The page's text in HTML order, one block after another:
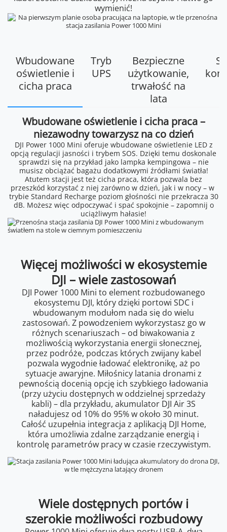
wymienić!
Wbudowane
oświetlenie i
cicha praca
Tryb
UPS
Bezpieczne
użytkowanie,
trwałość na
lata
Wbudowane oświetlenie i cicha praca –
niezawodny towarzysz na co dzień
DJI Power 1000 Mini oferuje wbudowane oświetlenie LED z
opcją regulacji jasności i trybem SOS. Dzięki temu doskonale
sprawdzi się na przykład jako lampka kempingowa – nie
musisz obciążać bagażu dodatkowymi źródłami światła!
Atutem stacji jest też cicha praca, która pozwala bez
przeszkód korzystać z niej zarówno w dzień, jak i w nocy – w
trybie Standard Recharge poziom głośności nie przekracza 30
dB. Możesz więc odpoczywać i spać spokojnie – zapomnij o
uciążliwym hałasie!
Więcej możliwości w ekosystemie
DJI – wiele zastosowań
DJI Power 1000 Mini to element rozbudowanego
ekosystemu DJI, który dzięki portowi SDC i
wbudowanym modułom nada się do wielu
zastosowań. Z powodzeniem wykorzystasz go w
różnych scenariuszach – od biwakowania z
możliwością wykorzystania energii słonecznej,
przez podróże, podczas których zwijany kabel
pozwala wygodnie ładować elektronikę, aż po
sytuacje awaryjne. Miłośnicy latania dronami z
pewnością docenią opcję ich szybkiego ładowania
(przy użyciu dostępnych w oddzielnej sprzedaży
kabli) – dla przykładu, akumulator DJI Air 3S
naładujesz od 10% do 95% w około 30 minut.
Całość uzupełnia integracja z aplikacją DJI Home,
która umożliwia zdalne zarządzanie energią i
kontrolę parametrów pracy w czasie rzeczywistym.
Wiele dostępnych portów i
szerokie możliwości rozbudowy